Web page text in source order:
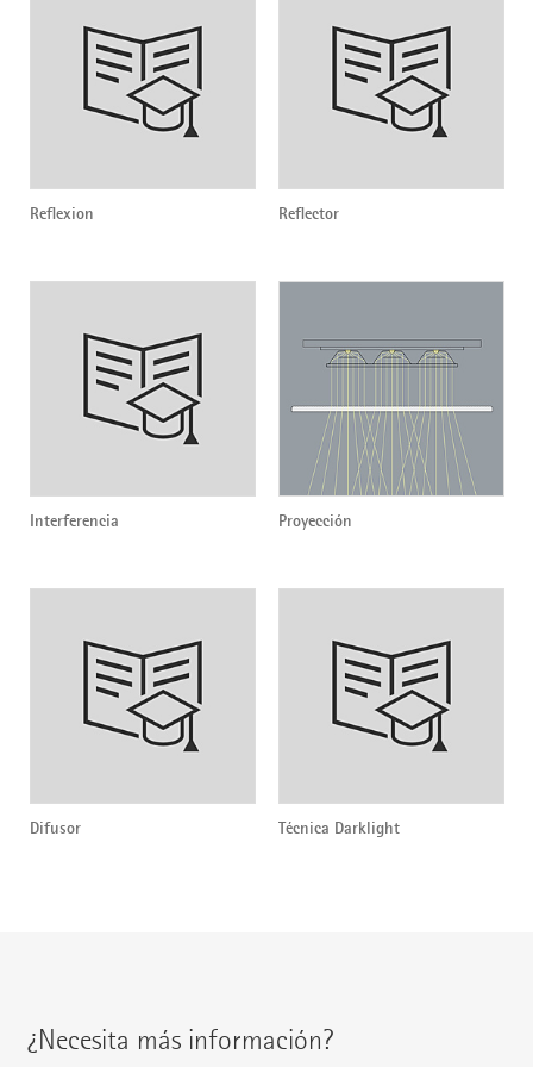
Reflexion Reflector
Interferencia Proyección
Difusor Técnica Darklight
¿Necesita más información?